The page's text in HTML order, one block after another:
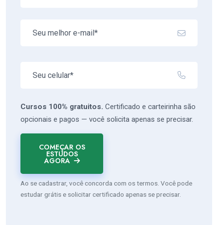
Cursos 100% gratuitos. Certificado e carteirinha são
opcionais e pagos — você solicita apenas se precisar.
COMEÇAR OS
ESTUDOS
AGORA
Ao se cadastrar, você concorda com os termos. Você pode
estudar grátis e solicitar certificado apenas se precisar.